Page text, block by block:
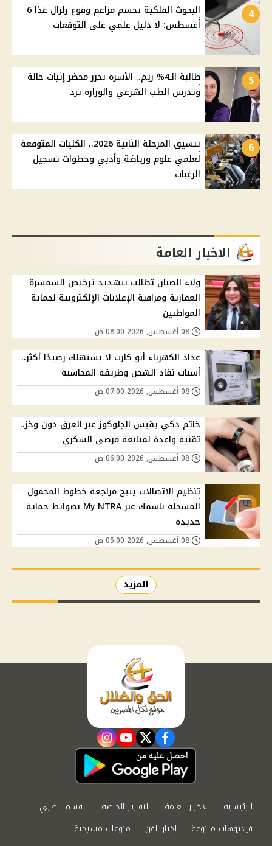
4
البحوث الفلكية تحسم مزاعم وقوع زلزال غدًا 6
أغسطس: لا دليل علمي على التوقعات
5
طالبة الـ4% ريم.. الأسرة تحرر محضر إثبات حالة
وتدرس الطب الشرعي والوزارة ترد
6
تنسيق المرحلة الثانية 2026.. الكليات المتوقعة
لعلمي علوم ورياضة وأدبي وخطوات تسجيل
الرغبات
الاخبار العامة
ولاء الصبان تطالب بتشديد ترخيص السمسرة
العقارية ومراقبة الإعلانات الإلكترونية لحماية
المواطنين
عداد الكهرباء أبو كارت لا يستهلك رصيدًا أكثر..
أسباب نفاد الشحن وطريقة المحاسبة
خاتم ذكي يقيس الجلوكوز عبر العرق دون وخز..
تقنية واعدة لمتابعة مرضى السكري
تنظيم الاتصالات يتيح مراجعة خطوط المحمول
المسجلة باسمك عبر My NTRA بضوابط حماية
جديدة
المزيد
facebook
twitter
youtube
instagram
الرئيسية الاخبار العامة التقارير الخاصة
القسم الطبي
فيديوهات متنوعة
اخبار الفن
منوعات مسيحية